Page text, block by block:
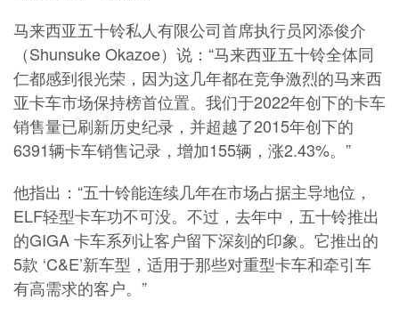
马来西亚五十铃私人有限公司首席执行员冈添俊介
（Shunsuke Okazoe）说：“马来西亚五十铃全体同
仁都感到很光荣，因为这几年都在竞争激烈的马来西
亚卡车市场保持榜首位置。我们于2022年创下的卡车
销售量已刷新历史纪录，并超越了2015年创下的
6391辆卡车销售记录，增加155辆，涨2.43%。”
他指出：“五十铃能连续几年在市场占据主导地位，
ELF轻型卡车功不可没。不过，去年中，五十铃推出
的GIGA 卡车系列让客户留下深刻的印象。它推出的
5款 ‘C&E’新车型，适用于那些对重型卡车和牵引车
有高需求的客户。”